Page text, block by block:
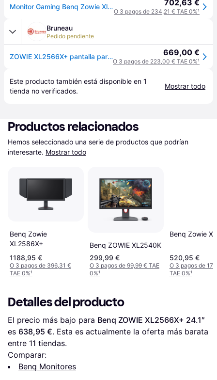
Monitor Gaming Benq Zowie Xl2566X+ 24.1" Fhd 400Hz 702,63 €
O 3 pagos de 234,21 € TAE 0%¹
Bruneau
Pedido pendiente
ZOWIE XL2566X+ pantalla para PC 62,2 cm (24.5") 1920 x 1080 Pixeles Full HD Negro 669,00 €
O 3 pagos de 223,00 € TAE 0%¹
Este producto también está disponible en 1
tienda no verificados.
Mostrar todo
Productos relacionados
Hemos seleccionado una serie de productos que podrían
interesarte. Mostrar todo
Benq Zowie
XL2586X+
1188,95 €
O 3 pagos de 396,31 €
TAE 0%¹
Benq ZOWIE XL2540K
299,99 €
O 3 pagos de 99,99 € TAE
0%¹
Benq Zowie
520,95 €
O 3 pagos de
TAE 0%¹
Detalles del producto
El precio más bajo para Benq ZOWIE XL2566X+ 24.1″
es 638,95 €. Esta es actualmente la oferta más barata
entre 11 tiendas.
Comparar:
Benq Monitores